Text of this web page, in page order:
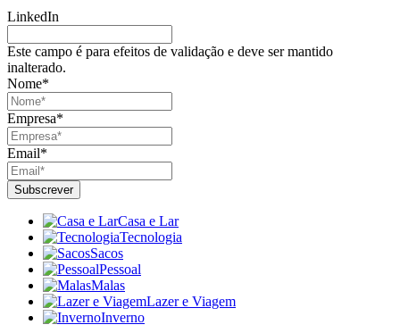
LinkedIn
Este campo é para efeitos de validação e deve ser mantido
inalterado.
Nome*
Empresa*
Email*
Casa e Lar
Tecnologia
Sacos
Pessoal
Malas
Lazer e Viagem
Inverno